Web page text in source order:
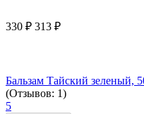
330 ₽ 313 ₽
Бальзам Тайский зеленый,
(Отзывов: 1)
5